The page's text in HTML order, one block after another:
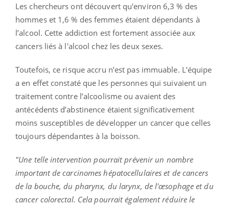
Les chercheurs ont découvert qu'environ 6,3 % des
hommes et 1,6 % des femmes étaient dépendants à
l’alcool. Cette addiction est fortement associée aux
cancers liés à l'alcool chez les deux sexes.
Toutefois, ce risque accru n’est pas immuable. L’équipe
a en effet constaté que les personnes qui suivaient un
traitement contre l’alcoolisme ou avaient des
antécédents d’abstinence étaient significativement
moins susceptibles de développer un cancer que celles
toujours dépendantes à la boisson.
"Une telle intervention pourrait prévenir un nombre
important de carcinomes hépatocellulaires et de cancers
de la bouche, du pharynx, du larynx, de l'œsophage et du
cancer colorectal. Cela pourrait également réduire le